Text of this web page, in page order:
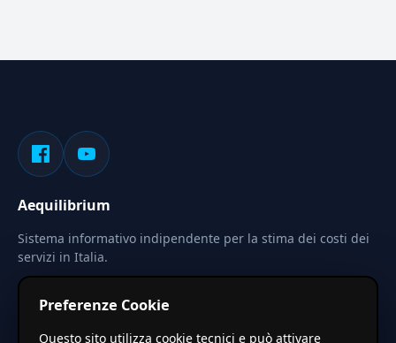
Aequilibrium
Sistema informativo indipendente per la stima dei costi dei
servizi in Italia.
Le stime pubblicate sono calcolate tramite coefficienti
Preferenze Cookie
Questo sito utilizza cookie tecnici e può attivare